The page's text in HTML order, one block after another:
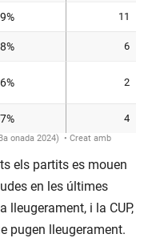
els partits es mouen
en les últimes
lleugerament, i la CUP,
pugen lleugerament.